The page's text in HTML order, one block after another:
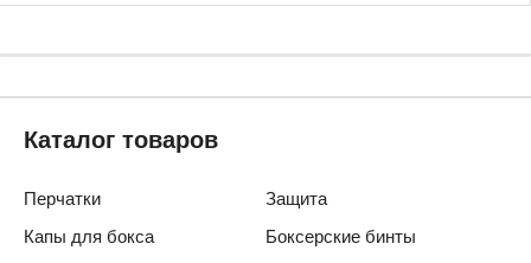
Каталог товаров
Перчатки
Защита
Капы для бокса
Боксерские бинты